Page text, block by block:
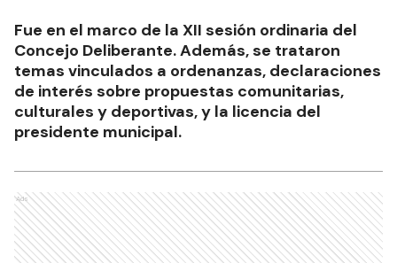
Fue en el marco de la XII sesión ordinaria del
Concejo Deliberante. Además, se trataron
temas vinculados a ordenanzas, declaraciones
de interés sobre propuestas comunitarias,
culturales y deportivas, y la licencia del
presidente municipal.
Ads